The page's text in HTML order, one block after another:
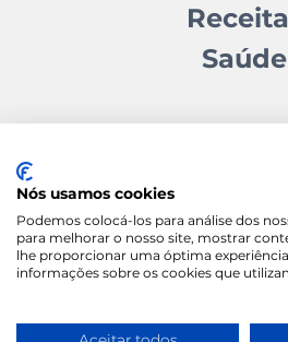
Saúde
Contactos Quem somos
Ficha Técnica
Política de
Nós usamos cookies
Podemos colocá-los para análise dos
para melhorar o nosso site, mostrar
lhe proporcionar uma óptima
informações sobre os cookies que